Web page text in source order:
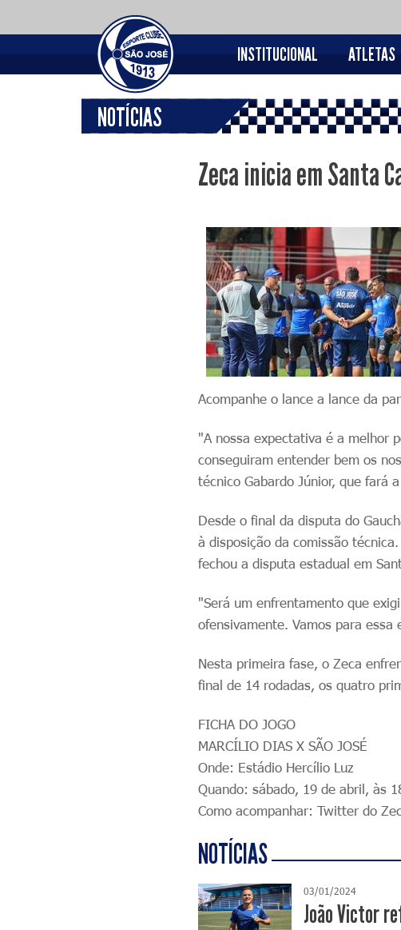
INSTITUCIONAL ATLETAS
NOTÍCIAS
Zeca inicia em Santa
Acompanhe o lance a lance da
"A nossa expectativa é a melhor
conseguiram entender bem os
técnico Gabardo Júnior, que fará
Desde o final da disputa do
à disposição da comissão
fechou a disputa estadual em
"Será um enfrentamento que
ofensivamente. Vamos para
Nesta primeira fase, o Zeca
final de 14 rodadas, os quatro
FICHA DO JOGO
MARCÍLIO DIAS X SÃO JOSÉ
Onde: Estádio Hercílio Luz
Quando: sábado, 19 de abril, às
Como acompanhar: Twitter do
NOTÍCIAS
03/01/2024
João Victor